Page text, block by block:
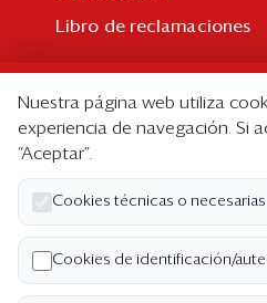
Libro de reclamaciones
Suscripción individual
Paquetes corporativos
Edición Impresa
Nosotros
Quiénes somos
Nuestra página web utiliza
experiencia de navegación. Si
“Aceptar”.
Cookies técnicas o necesarias
Cookies de identificación/